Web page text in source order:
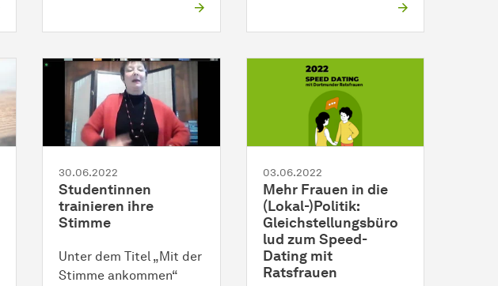
30.06.2022
Studentinnen
trainieren ihre
Stimme
Unter dem Titel „Mit der
Stimme ankommen“
03.06.2022
Mehr Frauen in die
(Lokal-)Politik:
Gleichstellungsbüro
lud zum Speed-
Dating mit
Ratsfrauen